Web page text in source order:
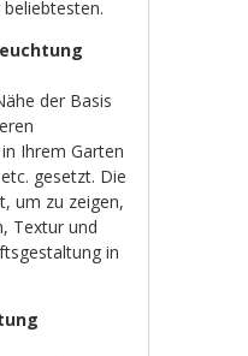
der Basis
Ihrem Garten
gesetzt. Die
um zu zeigen,
Textur und
in